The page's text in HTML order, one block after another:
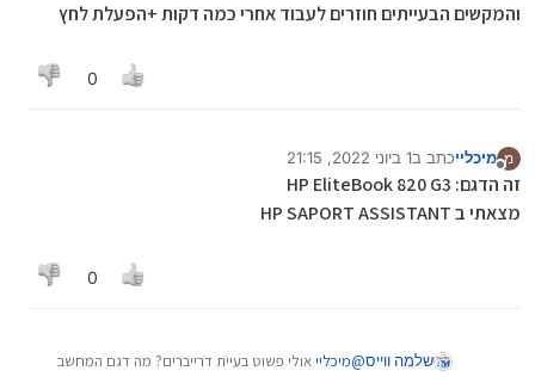
והמקשים הבעייתים חוזרים לעבוד אחרי כמה דקות +הפעלת לחץ
0
מ מיכלייכתב ב1 ביוני 2022, 21:15
נערך לאחרונה על ידי מיכליי
זה הדגם: HP EliteBook 820 G3
מצאתי ב HP SAPORT ASSISTANT
0
שלמה ווייס@מיכלייאולי פשוט בעיית דרייברים? מה דגם המחשב